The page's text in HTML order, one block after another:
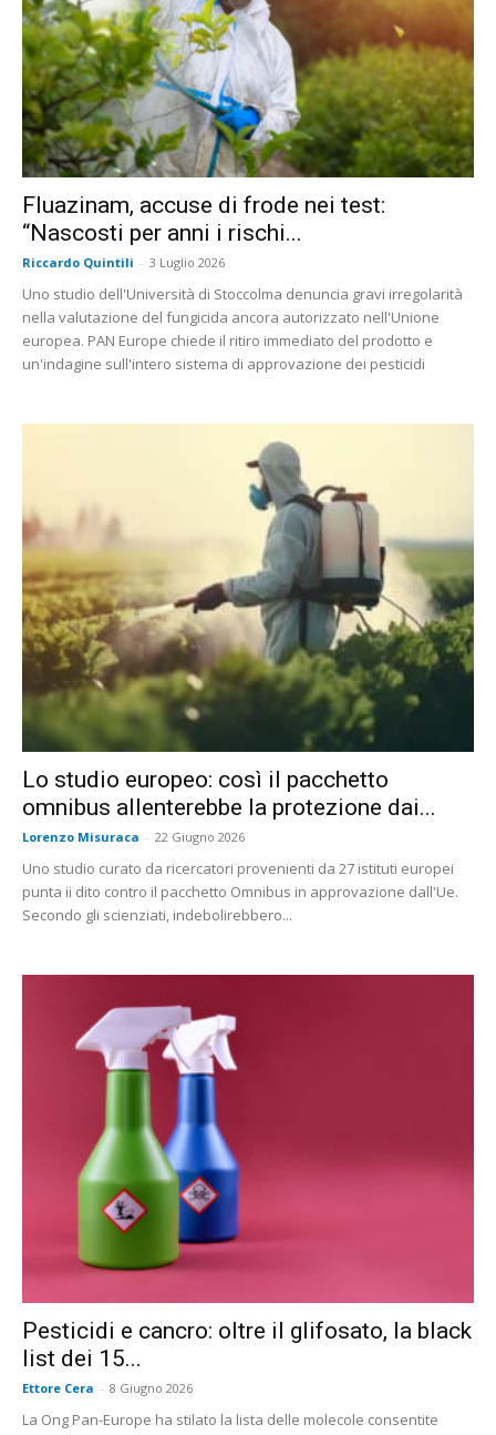
Fluazinam, accuse di frode nei test:
“Nascosti per anni i rischi...
Riccardo Quintili - 3 Luglio 2026
Uno studio dell'Università di Stoccolma denuncia gravi irregolarità
nella valutazione del fungicida ancora autorizzato nell'Unione
europea. PAN Europe chiede il ritiro immediato del prodotto e
un'indagine sull'intero sistema di approvazione dei pesticidi
Lo studio europeo: così il pacchetto
omnibus allenterebbe la protezione dai...
Lorenzo Misuraca - 22 Giugno 2026
Uno studio curato da ricercatori provenienti da 27 istituti europei
punta ii dito contro il pacchetto Omnibus in approvazione dall'Ue.
Secondo gli scienziati, indebolirebbero...
Pesticidi e cancro: oltre il glifosato, la black
list dei 15...
Ettore Cera - 8 Giugno 2026
La Ong Pan-Europe ha stilato la lista delle molecole consentite